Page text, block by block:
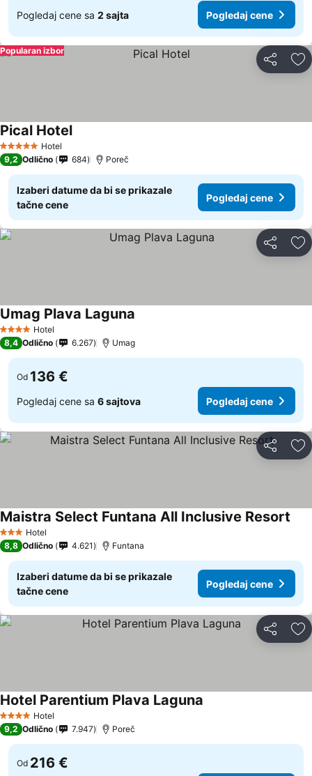
Pogledaj cene sa 2 sajta Pogledaj cene
Deli
Popularan izbor
5 ZvezdiceHotel
Pical Hotel
9,2 Odlično 684 Poreč
Izaberi datume da bi se prikazale
tačne cene
Pogledaj cene
Deli
4 ZvezdiceHotel
Umag Plava Laguna
8,4 Odlično 6.267 Umag
Od 136 €
Pogledaj cene sa 6 sajtova Pogledaj cene
Deli
3 Zvezdice
Hotel
Maistra Select Funtana All Inclusive Resort
8,8 Odlično 4.621 Funtana
Izaberi datume da bi se prikazale
tačne cene
Pogledaj cene
Deli
4 ZvezdiceHotel
Hotel Parentium Plava Laguna
9,2 Odlično 7.947 Poreč
Od 216 €